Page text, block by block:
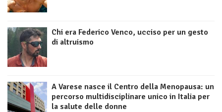
Chi era Federico Venco, ucciso per un gesto
di altruismo
A Varese nasce il Centro della Menopausa: un
percorso multidisciplinare unico in Italia per
la salute delle donne